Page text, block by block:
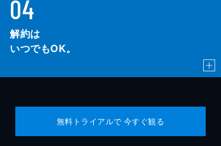
04
解約は
いつでもOK。
無料トライアルで 今すぐ観る